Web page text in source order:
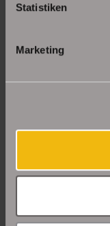
Statistiken
Marketing
Sehr gut